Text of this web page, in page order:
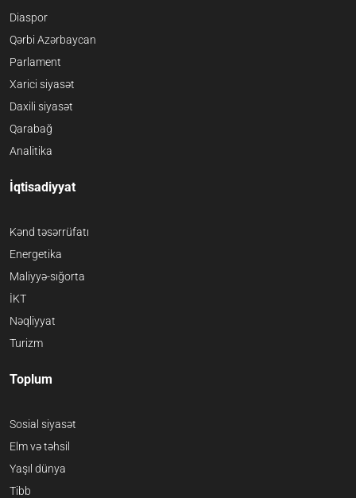
Diaspor
Qərbi Azərbaycan
Parlament
Xarici siyasət
Daxili siyasət
Qarabağ
Analitika
İqtisadiyyat
Kənd təsərrüfatı
Energetika
Maliyyə-sığorta
İKT
Nəqliyyat
Turizm
Toplum
Sosial siyasət
Elm və təhsil
Yaşıl dünya
Tibb